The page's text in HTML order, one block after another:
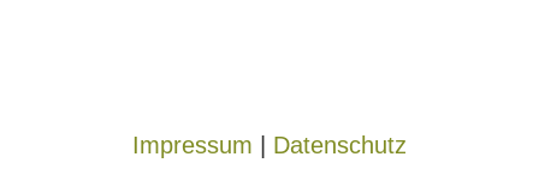
Impressum Datenschutz